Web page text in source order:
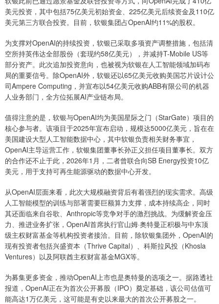
美元投资，其中包括75亿美元初始资金、225亿美元后续资金及110亿
美元第三方联合投资。目前，软银集团占OpenAI约11%的股权。
为支撑对OpenAI的持续投资，软银已采取多项资产调整措施，包括清
空所持英伟达全部股份（套现约58亿美元），并减持T-Mobile US等
部分资产。此次追加投资意向，也被视为软银在人工智能领域加码布
局的重要信号。除OpenAI外，软银还以65亿美元收购美国芯片设计公
司Ampere Computing，并宣布以54亿美元收购ABB有限公司的机器
人业务部门，全方位拓展AI产业链布局。
值得注意的是，软银与OpenAI均为美国星际之门（StarGate）项目的
核心参与者。该项目于2025年宣布启动，规模达5000亿美元，旨在在
美国建设大型人工智能数据中心，其中软银负责相关财务事宜，
OpenAI主导运营工作，软银集团董事长孙正义担任项目董事长。双方
的合作还不止于此，2026年1月，二者曾联合向SB Energy投资10亿
美元，用于支持可再生能源驱动的数据中心开发。
从OpenAI层面来看，此次大规模融资背后有着强烈的现实需求。高级
人工智能模型的训练与部署需要巨额算力支撑，成本持续高企，同时
其还面临来自谷歌、Anthropic等竞争对手的激烈挑战。为缓解资金压
力、推进业务扩张，OpenAI首席执行官山姆·奥特曼正积极与中东顶
级主权财富基金等机构投资者接洽。目前，除软银集团外，OpenAI的
现有投资者包括兴盛资本（Thrive Capital）、科斯拉风投（Khosla
Ventures）以及阿联酋主权财富基金MGX等。
为募集更多资金，推动OpenAI上市也是奥特曼的选项之一。据路透社
报道，OpenAI正在为首次公开募股（IPO）奠定基础，该公司估值可
能高达1万亿美元，这可能是有史以来最大的首次公开募股之一。